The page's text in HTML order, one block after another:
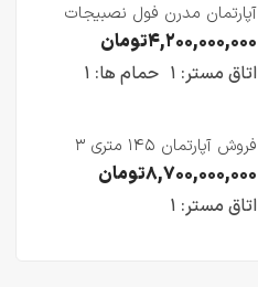
آپارتمان مدرن فول نصبیجات
ساحلی/فریدونکنار
۴,۲۰۰,۰۰۰,۰۰۰تومان
اتاق مستر: ۱ حمام ها: ۱
فروش آپارتمان ۱۴۵ متری ۳
خوابه در فریدونکنار
۸,۷۰۰,۰۰۰,۰۰۰تومان
اتاق مستر: ۱